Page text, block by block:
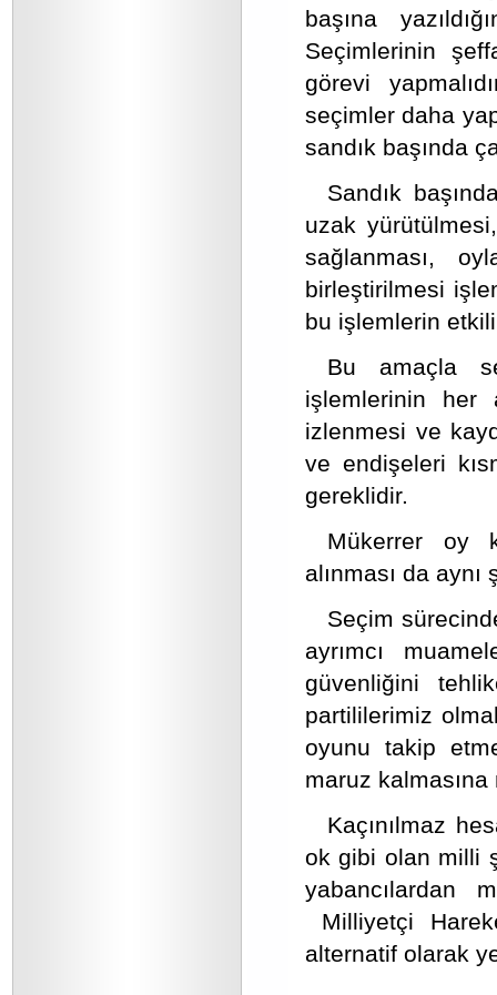
başına
Seçimlerinin
görevi
seçimler daha
sandık başında
Sandık
uzak
sağlanması,
birleştirilmesi
bu işlemlerin
Bu amaçla
işlemlerinin her
izlenmesi ve
ve endişeleri
gereklidir.
Mükerrer oy
alınması da
Seçim
ayrımcı
güvenliğini
partililerimiz
oyunu takip
maruz
Kaçınılmaz
ok gibi olan milli
yabancılardan
Milliyetçi
alternatif olarak